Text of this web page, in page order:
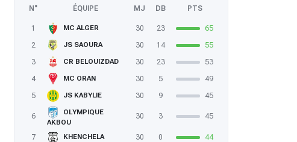
N° ÉQUIPE MJ DB PTS
1 MC ALGER 30 23
65
2
JS SAOURA 30 14
55
3
CR BELOUIZDAD 30 23
53
4
MC ORAN 30 5
49
5
JS KABYLIE 30 9 45
6
OLYMPIQUE
AKBOU
30 3 45
7 KHENCHELA 30 0
44